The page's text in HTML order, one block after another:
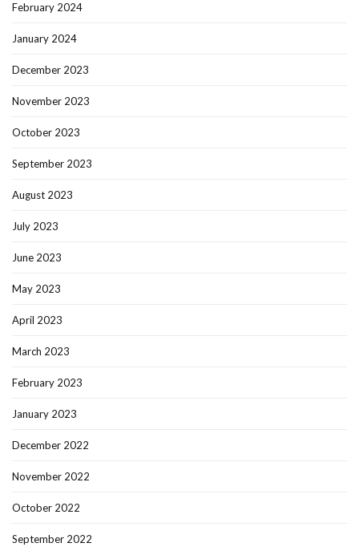
February 2024
January 2024
December 2023
November 2023
October 2023
September 2023
August 2023
July 2023
June 2023
May 2023
April 2023
March 2023
February 2023
January 2023
December 2022
November 2022
October 2022
September 2022